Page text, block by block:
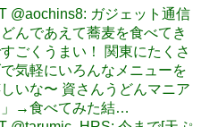
@aochins8: ガジェット通信
んであえて蕎麦を食べてき
ごくうまい！ 関東にたくさ
気軽にいろんなメニューを
いな〜 資さんうどんマニア
」→食べてみた結…